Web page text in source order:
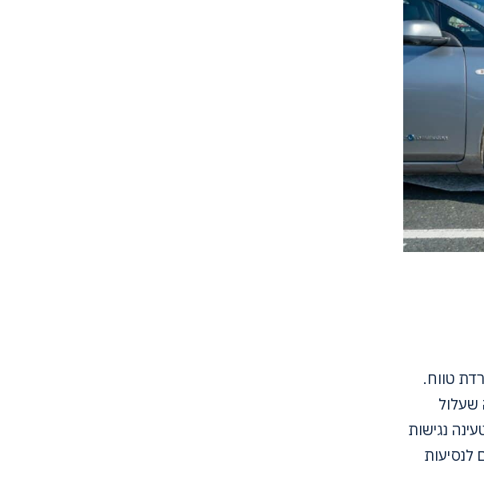
טווח.
שעלול
נגישות
לנסיעות